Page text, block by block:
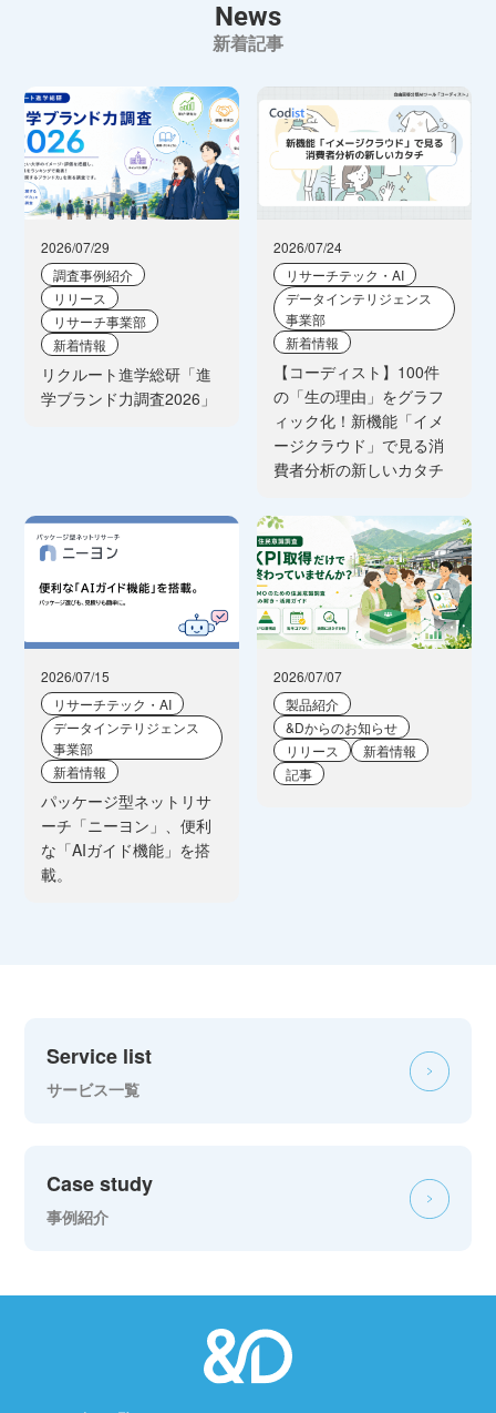
News
新着記事
2026/07/29
調査事例紹介
リリース
リサーチ事業部
新着情報
リクルート進学総研「進
学ブランド力調査2026」
2026/07/24
リサーチテック・AI
データインテリジェンス
事業部
新着情報
【コーディスト】100件
の「生の理由」をグラフ
ィック化！新機能「イメ
ージクラウド」で見る消
費者分析の新しいカタチ
2026/07/15
リサーチテック・AI
データインテリジェンス
事業部
新着情報
パッケージ型ネットリサ
ーチ「ニーヨン」、便利
な「AIガイド機能」を搭
載。
2026/07/07
製品紹介
&Dからのお知らせ
リリース
新着情報
記事
Service list
サービス一覧
Case study
事例紹介